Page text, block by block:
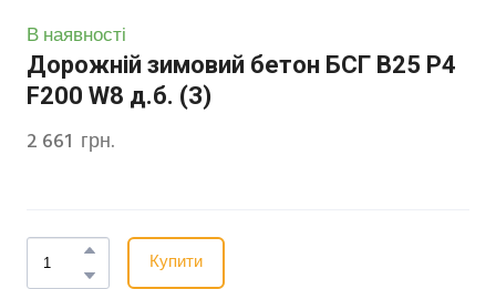
В наявності
Дорожній зимовий бетон БСГ В25 Р4
F200 W8 д.б. (З)
2 661  грн.
Купити